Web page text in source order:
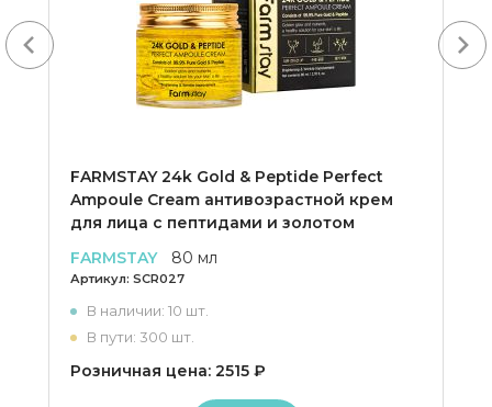
FARMSTAY 24k Gold & Peptide Perfect
Ampoule Cream антивозрастной крем
для лица с пептидами и золотом
FARMSTAY
80 мл
Артикул: SCR027
В наличии: 10 шт.
В пути: 300 шт.
Розничная цена: 2515 ₽
Next